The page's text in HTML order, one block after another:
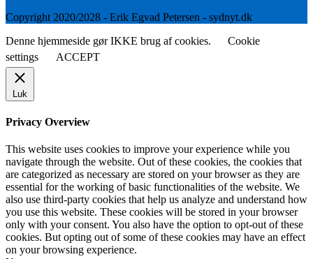
Copyright 2020/2028 - Erik Egvad Petersen - sydnyt.dk
Denne hjemmeside gør IKKE brug af cookies.
Cookie
settings
ACCEPT
Luk
Privacy Overview
This website uses cookies to improve your experience while you
navigate through the website. Out of these cookies, the cookies that
are categorized as necessary are stored on your browser as they are
essential for the working of basic functionalities of the website. We
also use third-party cookies that help us analyze and understand how
you use this website. These cookies will be stored in your browser
only with your consent. You also have the option to opt-out of these
cookies. But opting out of some of these cookies may have an effect
on your browsing experience.